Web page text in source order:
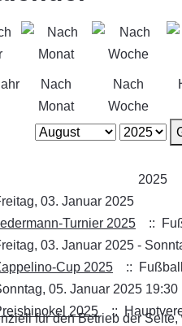
Nach
Monat
Nach
Woche
2025
03. Januar 2025
Turnier 2025
::
03. Januar 2025 -
Cup 2025
::
05. Januar 2025 19:30
2025
::
für den Betrieb der